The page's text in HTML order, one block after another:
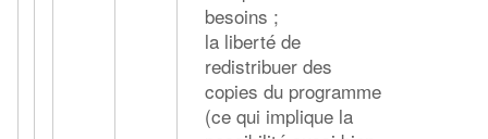
besoins ;
la liberté de
redistribuer des
copies du programme
(ce qui implique la